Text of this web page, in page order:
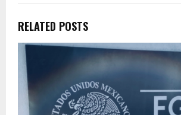
RELATED POSTS